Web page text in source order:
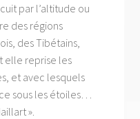
par l’altitude ou
des régions
des Tibétains,
elle reprise les
et avec lesquels
sous les étoiles…
».